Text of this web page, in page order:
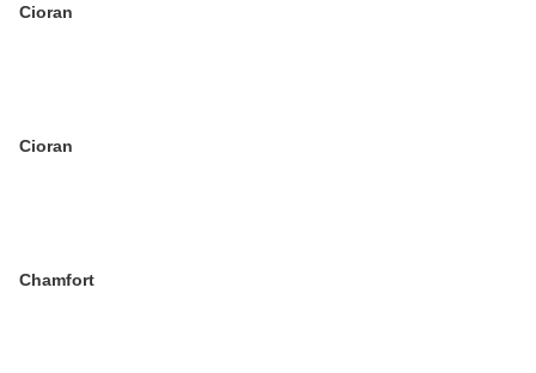
Cioran
Cioran
Chamfort